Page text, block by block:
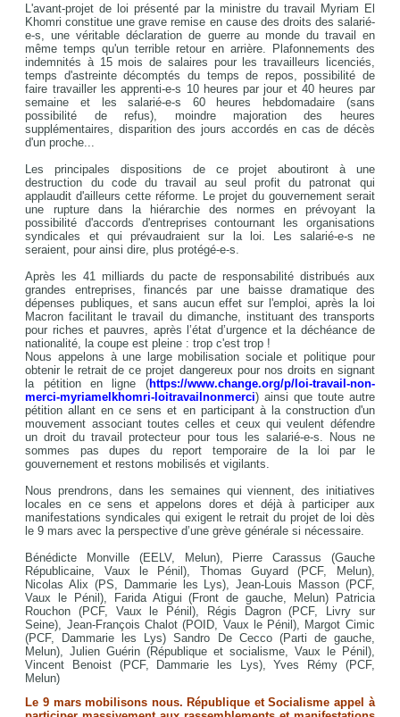
L'avant-projet de loi présenté par la ministre du travail Myriam El
Khomri constitue une grave remise en cause des droits des salarié-
e-s, une véritable déclaration de guerre au monde du travail en
même temps qu'un terrible retour en arrière. Plafonnements des
indemnités à 15 mois de salaires pour les travailleurs licenciés,
temps d'astreinte décomptés du temps de repos, possibilité de
faire travailler les apprenti-e-s 10 heures par jour et 40 heures par
semaine et les salarié-e-s 60 heures hebdomadaire (sans
possibilité de refus), moindre majoration des heures
supplémentaires, disparition des jours accordés en cas de décès
d'un proche...
Les principales dispositions de ce projet aboutiront à une
destruction du code du travail au seul profit du patronat qui
applaudit d'ailleurs cette réforme. Le projet du gouvernement serait
une rupture dans la hiérarchie des normes en prévoyant la
possibilité d'accords d'entreprises contournant les organisations
syndicales et qui prévaudraient sur la loi. Les salarié-e-s ne
seraient, pour ainsi dire, plus protégé-e-s.
Après les 41 milliards du pacte de responsabilité distribués aux
grandes entreprises, financés par une baisse dramatique des
dépenses publiques, et sans aucun effet sur l'emploi, après la loi
Macron facilitant le travail du dimanche, instituant des transports
pour riches et pauvres, après l’état d’urgence et la déchéance de
nationalité, la coupe est pleine : trop c'est trop !
Nous appelons à une large mobilisation sociale et politique pour
obtenir le retrait de ce projet dangereux pour nos droits en signant
la pétition en ligne (https://www.change.org/p/loi-travail-non-
merci-myriamelkhomri-loitravailnonmerci) ainsi que toute autre
pétition allant en ce sens et en participant à la construction d'un
mouvement associant toutes celles et ceux qui veulent défendre
un droit du travail protecteur pour tous les salarié-e-s. Nous ne
sommes pas dupes du report temporaire de la loi par le
gouvernement et restons mobilisés et vigilants.
Nous prendrons, dans les semaines qui viennent, des initiatives
locales en ce sens et appelons dores et déjà à participer aux
manifestations syndicales qui exigent le retrait du projet de loi dès
le 9 mars avec la perspective d’une grève générale si nécessaire.
Bénédicte Monville (EELV, Melun), Pierre Carassus (Gauche
Républicaine, Vaux le Pénil), Thomas Guyard (PCF, Melun),
Nicolas Alix (PS, Dammarie les Lys), Jean-Louis Masson (PCF,
Vaux le Pénil), Farida Atigui (Front de gauche, Melun) Patricia
Rouchon (PCF, Vaux le Pénil), Régis Dagron (PCF, Livry sur
Seine), Jean-François Chalot (POID, Vaux le Pénil), Margot Cimic
(PCF, Dammarie les Lys) Sandro De Cecco (Parti de gauche,
Melun), Julien Guérin (République et socialisme, Vaux le Pénil),
Vincent Benoist (PCF, Dammarie les Lys), Yves Rémy (PCF,
Melun)
Le 9 mars mobilisons nous. République et Socialisme appel à